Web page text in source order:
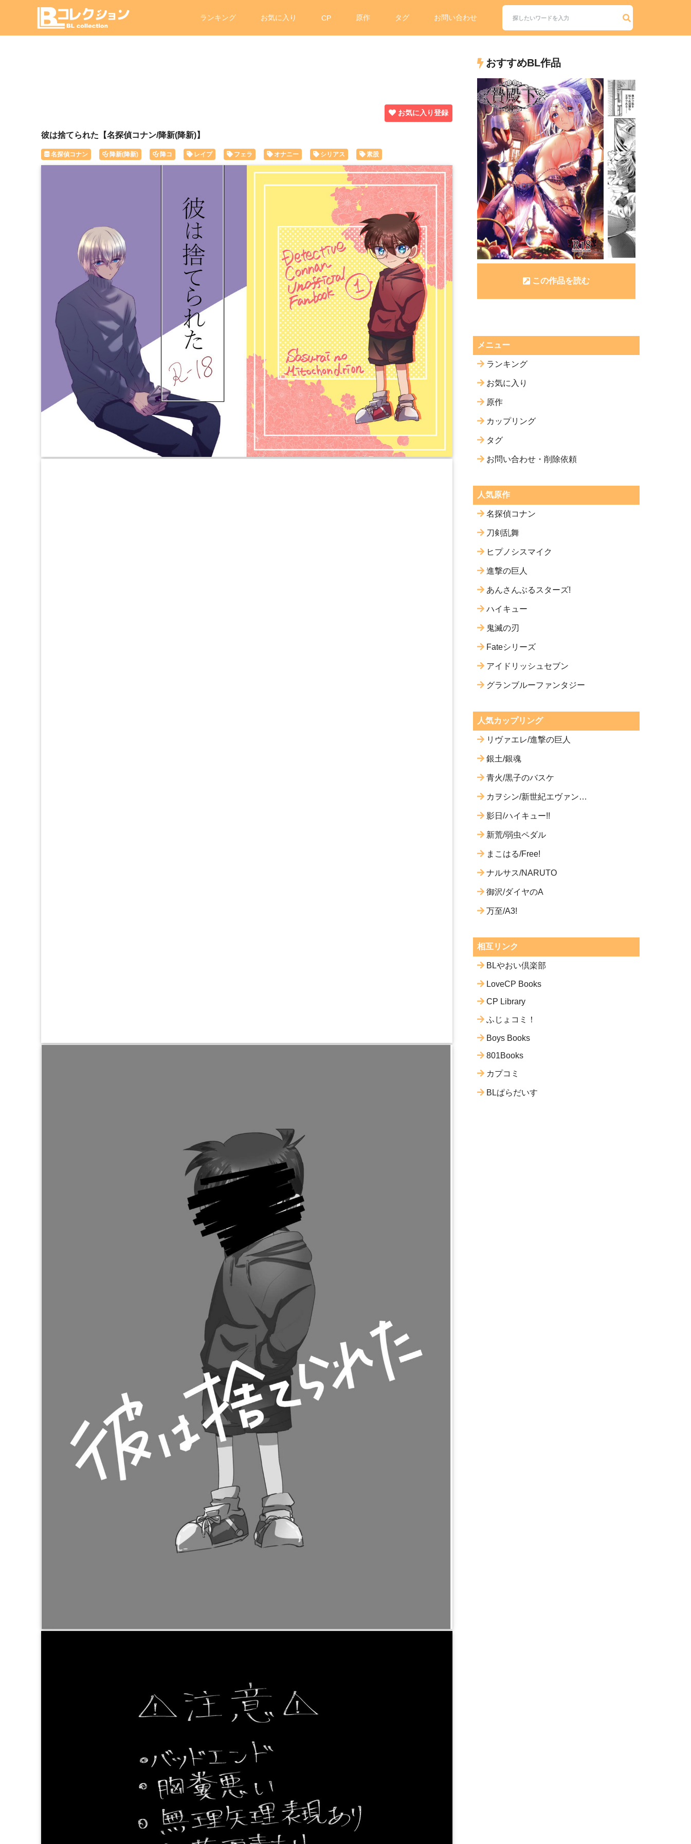
ランキング お気に入り CP 原作 タグ お問い合わせ
お気に入り登録
彼は捨てられた【名探偵コナン/降新(降新)】
名探偵コナン 降新(降新) 降コ レイプ フェラ オナニー シリアス 素股
おすすめBL作品
この作品を読む
メニュー
ランキング
お気に入り
原作
カップリング
タグ
お問い合わせ・削除依頼
人気原作
名探偵コナン
刀剣乱舞
ヒプノシスマイク
進撃の巨人
あんさんぶるスターズ!
ハイキュー
鬼滅の刃
Fateシリーズ
アイドリッシュセブン
グランブルーファンタジー
人気カップリング
リヴァエレ/進撃の巨人
銀土/銀魂
青火/黒子のバスケ
カヲシン/新世紀エヴァンゲ
影日/ハイキュー!!
新荒/弱虫ペダル
まこはる/Free!
ナルサス/NARUTO
御沢/ダイヤのA
万至/A3!
相互リンク
BLやおい倶楽部
LoveCP Books
CP Library
ふじょコミ！
Boys Books
801Books
カプコミ
BLぱらだいす